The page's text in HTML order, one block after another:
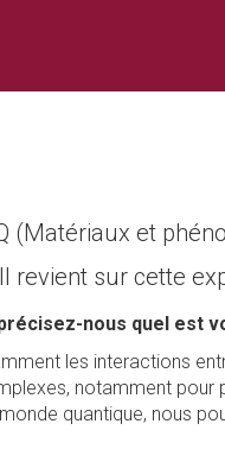
(Matériaux et
revient sur cette
nous quel est
les interactions
notamment pour
quantique, nous